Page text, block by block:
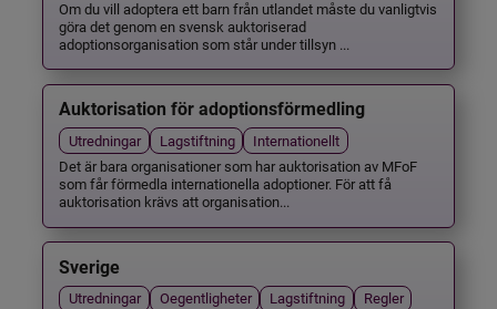
Om du vill adoptera ett barn från utlandet måste du vanligtvis
göra det genom en svensk auktoriserad
adoptionsorganisation som står under tillsyn ...
Auktorisation för adoptionsförmedling
Utredningar Lagstiftning
Internationellt
Det är bara organisationer som har auktorisation av MFoF
som får förmedla internationella adoptioner. För att få
auktorisation krävs att organisation...
Sverige
Utredningar Oegentligheter Lagstiftning
Regler